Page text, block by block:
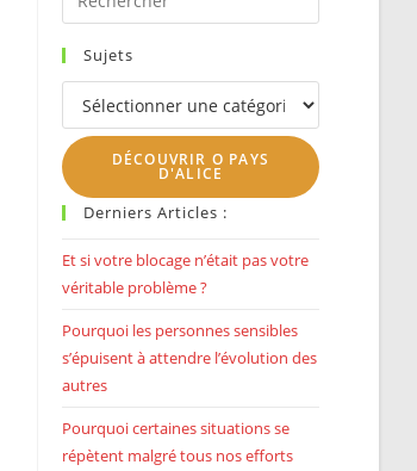
Escape
close
panel.
Sujets
Sujets
DÉCOUVRIR O PAYS
D'ALICE
Derniers Articles :
Et si votre blocage n’était pas votre
véritable problème ?
Pourquoi les personnes sensibles
s’épuisent à attendre l’évolution des
autres
Pourquoi certaines situations se
répètent malgré tous nos efforts